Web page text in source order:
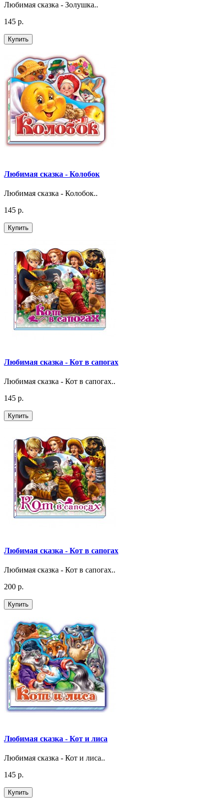
Любимая сказка - Золушка..
145 р.
Купить
Любимая сказка - Колобок
Любимая сказка - Колобок..
145 р.
Купить
Любимая сказка - Кот в сапогах
Любимая сказка - Кот в сапогах..
145 р.
Купить
Любимая сказка - Кот в сапогах
Любимая сказка - Кот в сапогах..
200 р.
Купить
Любимая сказка - Кот и лиса
Любимая сказка - Кот и лиса..
145 р.
Купить